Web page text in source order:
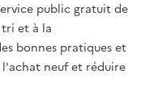
public gratuit de
tri et à la
bonnes pratiques et
l'achat neuf et réduire